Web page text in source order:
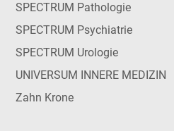
SPECTRUM Pathologie
SPECTRUM Psychiatrie
SPECTRUM Urologie
UNIVERSUM INNERE MEDIZIN
Zahn Krone